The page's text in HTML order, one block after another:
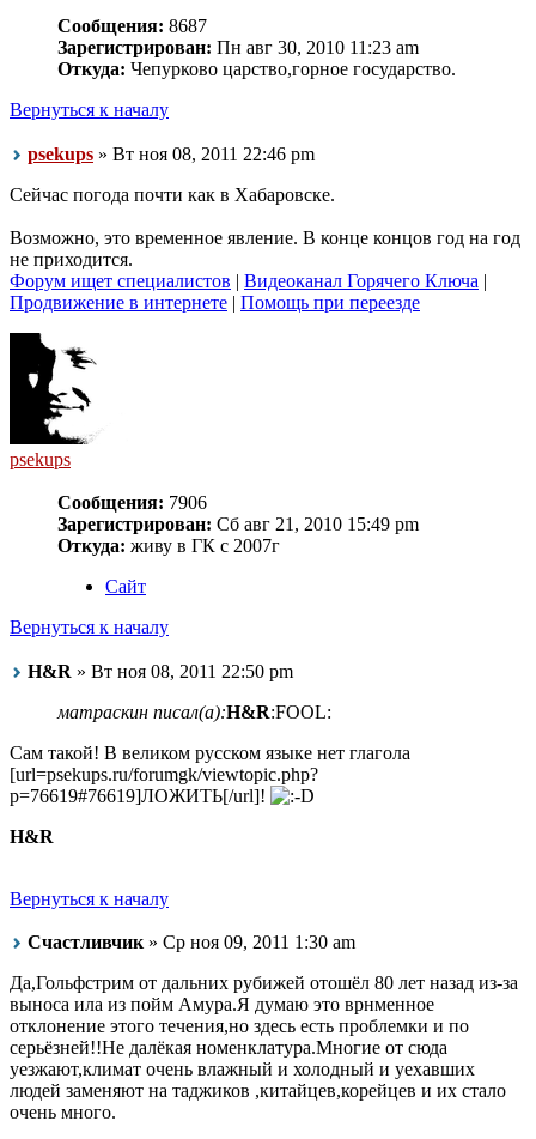
Сообщения: 8687
Зарегистрирован: Пн авг 30, 2010 11:23 am
Откуда: Чепурково царство,горное государство.
Вернуться к началу
psekups » Вт ноя 08, 2011 22:46 pm
Сейчас погода почти как в Хабаровске.
Возможно, это временное явление. В конце концов год на год
не приходится.
Форум ищет специалистов | Видеоканал Горячего Ключа |
Продвижение в интернете | Помощь при переезде
psekups
Сообщения: 7906
Зарегистрирован: Сб авг 21, 2010 15:49 pm
Откуда: живу в ГК с 2007г
Сайт
Вернуться к началу
H&R » Вт ноя 08, 2011 22:50 pm
матраскин писал(а):H&R:FOOL:
Сам такой! В великом русском языке нет глагола
[url=psekups.ru/forumgk/viewtopic.php?
p=76619#76619]ЛОЖИТЬ[/url]!
H&R
Вернуться к началу
Счастливчик» Ср ноя 09, 2011 1:30 am
Да,Гольфстрим от дальних рубижей отошёл 80 лет назад из-за
выноса ила из пойм Амура.Я думаю это врнменное
отклонение этого течения,но здесь есть проблемки и по
серьёзней!!Не далёкая номенклатура.Многие от сюда
уезжают,климат очень влажный и холодный и уехавших
людей заменяют на таджиков ,китайцев,корейцев и их стало
очень много.